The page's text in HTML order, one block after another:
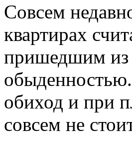
Совсем
квартирах
пришедшим из
обиход и при
совсем не